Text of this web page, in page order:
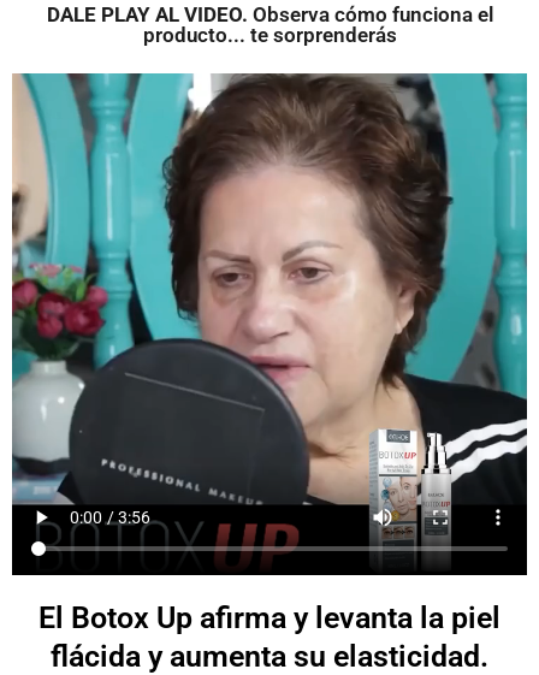
DALE PLAY AL VIDEO. Observa cómo funciona el
producto... te sorprenderás
El Botox Up afirma y levanta la piel
flácida y aumenta su elasticidad.